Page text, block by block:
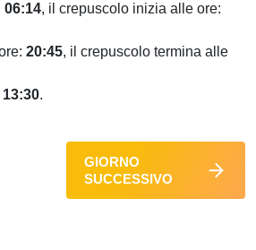
06:14, il crepuscolo inizia alle ore:
20:45, il crepuscolo termina alle
13:30.
GIORNO
SUCCESSIVO